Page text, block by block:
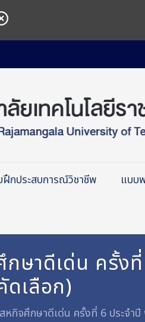
ฝึกประสบการณ์วิชาชีพ แบบ
ษาดีเด่น ครั้ง
เลือก)
หกิจศึกษาดีเด่น ครั้งที่ 6 ประจำ